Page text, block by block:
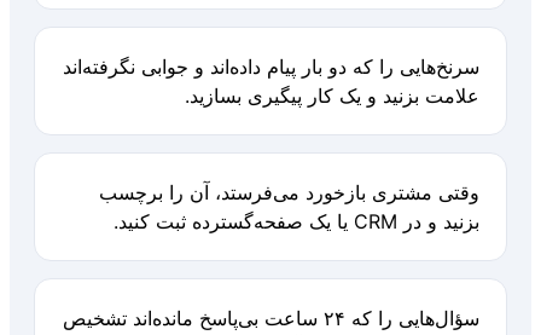
سرنخ‌هایی را که دو بار پیام داده‌اند و جوابی نگرفته‌اند
علامت بزنید و یک کار پیگیری بسازید.
وقتی مشتری بازخورد می‌فرستد، آن را برچسب
بزنید و در CRM یا یک صفحه‌گسترده ثبت کنید.
سؤال‌هایی را که ۲۴ ساعت بی‌پاسخ مانده‌اند تشخیص